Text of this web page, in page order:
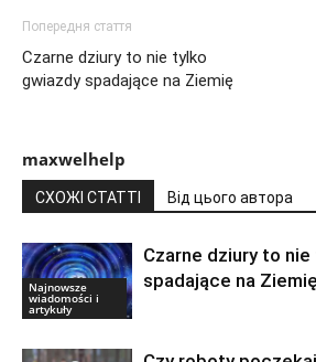
Попередня стаття
Czarne dziury to nie tylko
gwiazdy spadające na Ziemię
maxwelhelp
СХОЖІ СТАТТІ Від цього автора
Najnowsze
wiadomości i
artykuły
Czarne dziury to
spadające na Ziemię